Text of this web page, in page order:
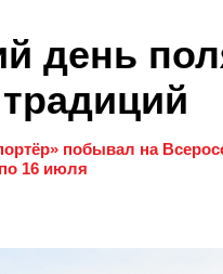
день
побывал на
16 июля